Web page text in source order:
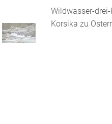
Wildwasser-
Korsika zu